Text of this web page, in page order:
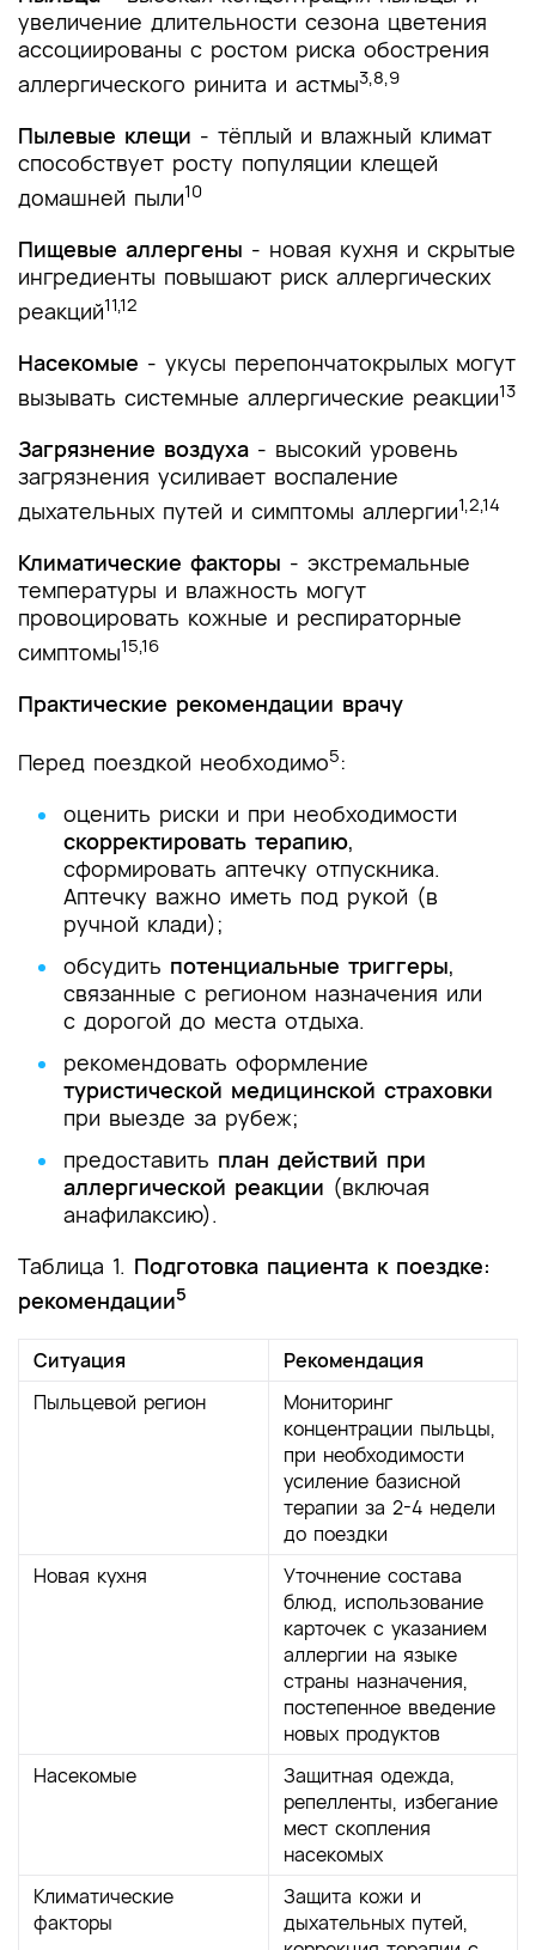
увеличение длительности сезона цветения
ассоциированы с ростом риска обострения
аллергического ринита и астмы3,8,9
Пылевые клещи - тёплый и влажный климат
способствует росту популяции клещей
домашней пыли10
Пищевые аллергены - новая кухня и скрытые
ингредиенты повышают риск аллергических
реакций11,12
Насекомые - укусы перепончатокрылых могут
вызывать системные аллергические реакции13
Загрязнение воздуха - высокий уровень
загрязнения усиливает воспаление
дыхательных путей и симптомы аллергии1,2,14
Климатические факторы - экстремальные
температуры и влажность могут
провоцировать кожные и респираторные
симптомы15,16
Практические рекомендации врачу
Перед поездкой необходимо5:
оценить риски и при необходимости
скорректировать терапию,
сформировать аптечку отпускника.
Аптечку важно иметь под рукой (в
ручной клади);
обсудить потенциальные триггеры,
связанные с регионом назначения или
с дорогой до места отдыха.
рекомендовать оформление
туристической медицинской страховки
при выезде за рубеж;
предоставить план действий при
аллергической реакции (включая
анафилаксию).
Таблица 1. Подготовка пациента к поездке:
рекомендации5
Ситуация
Рекомендация
Пыльцевой регион
Мониторинг
концентрации пыльцы,
при необходимости
усиление базисной
терапии за 2-4 недели
до поездки
Новая кухня
Уточнение состава
блюд, использование
карточек с указанием
аллергии на языке
страны назначения,
постепенное введение
новых продуктов
Насекомые
Защитная одежда,
репелленты, избегание
мест скопления
насекомых
Климатические
факторы
Защита кожи и
дыхательных путей,